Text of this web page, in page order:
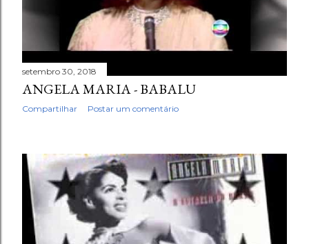
setembro 30, 2018
ANGELA MARIA - BABALU
Compartilhar Postar um comentário